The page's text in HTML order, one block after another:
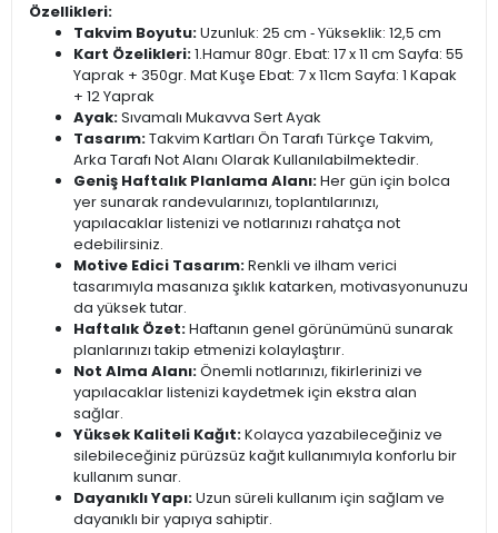
Özellikleri:
Takvim Boyutu:Uzunluk: 25 cm ‐ Yükseklik: 12,5 cm
Kart Özelikleri:1.Hamur 80gr. Ebat: 17 x 11 cm Sayfa: 55
Yaprak + 350gr. Mat Kuşe Ebat: 7 x 11cm Sayfa: 1 Kapak
+ 12 Yaprak
Ayak:Sıvamalı Mukavva Sert Ayak
Tasarım:Takvim Kartları Ön Tarafı Türkçe Takvim,
Arka Tarafı Not Alanı Olarak Kullanılabilmektedir.
Geniş Haftalık Planlama Alanı:Her gün için bolca
yer sunarak randevularınızı, toplantılarınızı,
yapılacaklar listenizi ve notlarınızı rahatça not
edebilirsiniz.
Motive Edici Tasarım:Renkli ve ilham verici
tasarımıyla masanıza şıklık katarken, motivasyonunuzu
da yüksek tutar.
Haftalık Özet:Haftanın genel görünümünü sunarak
planlarınızı takip etmenizi kolaylaştırır.
Not Alma Alanı:Önemli notlarınızı, fikirlerinizi ve
yapılacaklar listenizi kaydetmek için ekstra alan
sağlar.
Yüksek Kaliteli Kağıt:Kolayca yazabileceğiniz ve
silebileceğiniz pürüzsüz kağıt kullanımıyla konforlu bir
kullanım sunar.
Dayanıklı Yapı:Uzun süreli kullanım için sağlam ve
dayanıklı bir yapıya sahiptir.